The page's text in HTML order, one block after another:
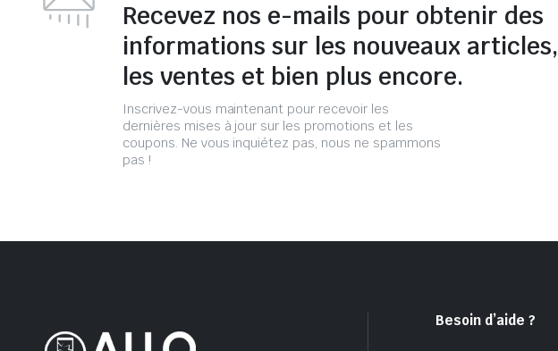
Recevez nos e-mails pour obtenir des
informations sur les nouveaux articles,
les ventes et bien plus encore.
Inscrivez-vous maintenant pour recevoir les
dernières mises à jour sur les promotions et les
coupons. Ne vous inquiétez pas, nous ne spammons
pas !
Besoin d’aide ?